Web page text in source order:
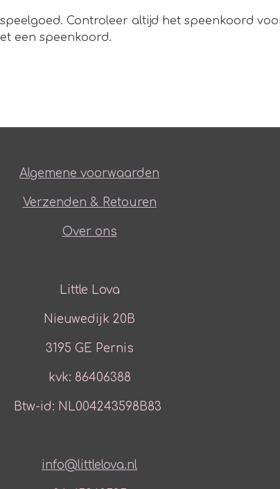
Controleer altijd het speenkoord
een speenkoord.
Algemene voorwaarden
Verzenden & Retouren
Over ons
Little Lova
Nieuwedijk 20B
3195 GE Pernis
kvk: 86406388
Btw-id: NL004243598B83
info@littlelova.nl